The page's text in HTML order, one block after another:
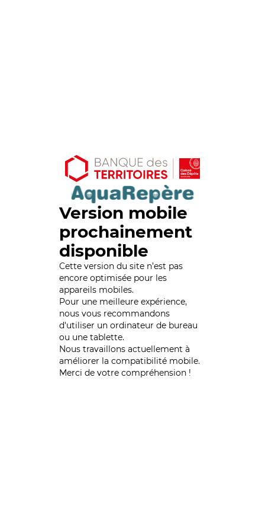
Version mobile
prochainement
disponible
Cette version du site n’est pas
encore optimisée pour les
appareils mobiles.
Pour une meilleure expérience,
nous vous recommandons
d'utiliser un ordinateur de bureau
ou une tablette.
Nous travaillons actuellement à
améliorer la compatibilité mobile.
Merci de votre compréhension !